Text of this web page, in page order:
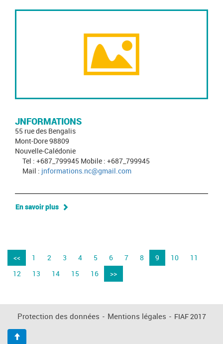
JNFORMATIONS
55 rue des Bengalis
Mont-Dore 98809
Nouvelle-Calédonie
Tel : +687_799945 Mobile : +687_799945
Mail : jnformations.nc@gmail.com
En savoir plus
<< 1 2 3 4 5 6 7 8 9 10
11
12
13 14 15 16 >>
Protection des données - Mentions légales - FIAF 2017